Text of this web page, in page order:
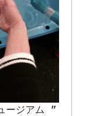
ージアム ”